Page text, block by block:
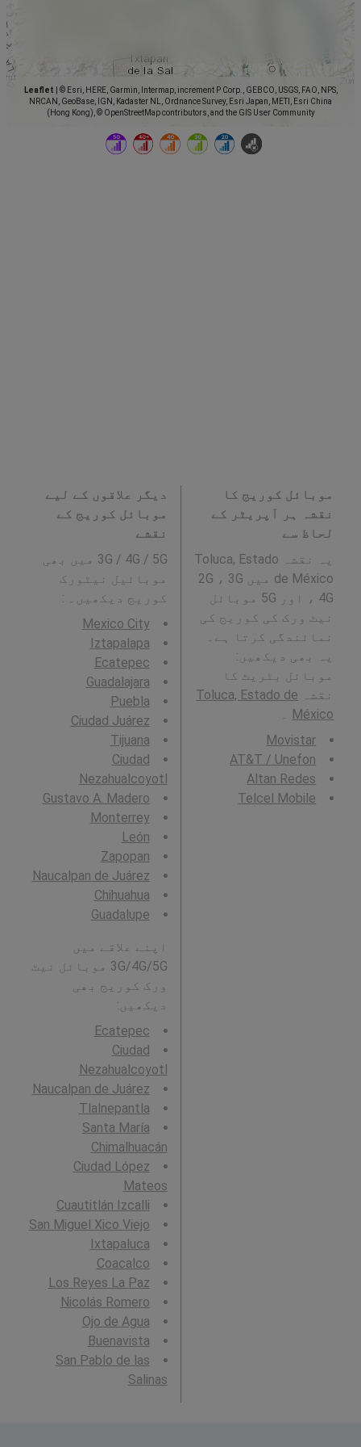
Leaflet
© Esri, HERE, Garmin, Intermap, increment P Corp., GEBCO, USGS, FAO, NPS,
NRCAN, GeoBase, IGN, Kadaster NL, Ordnance Survey, Esri Japan, METI, Esri China
(Hong Kong), © OpenStreetMap contributors, and the GIS User Community
موبائل کوریج کا
نقشہ ہر آپریٹر کے
لحاظ سے
یہ نقشہ Toluca, Estado
de México میں 2G ، 3G
، 4G اور 5G موبائل
نیٹ ورک کی کوریج کی
نمائندگی کرتا ہے۔
یہ بھی دیکھیں:
موبائل بٹریٹ کا
نقشہ Toluca, Estado de
México
Movistar
AT&T / Unefon
Altan Redes
Telcel Mobile
دیگر علاقوں کے لیے
موبائل کوریج کے
نقشے
3G / 4G / 5G میں بھی
موبائیل نیٹورک
کوریج دیکھیں۔ :
Mexico City
Iztapalapa
Ecatepec
Guadalajara
Puebla
Ciudad Juárez
Tijuana
Ciudad
Nezahualcoyotl
Gustavo A. Madero
Monterrey
León
Zapopan
Naucalpan de Juárez
Chihuahua
Guadalupe
اپنے علاقے میں
3G/4G/5G موبائل نیٹ
ورک کوریج بھی
دیکھیں:
Ecatepec
Ciudad
Nezahualcoyotl
Naucalpan de Juárez
Tlalnepantla
Santa María
Chimalhuacán
Ciudad López
Mateos
Cuautitlán Izcalli
San Miguel Xico Viejo
Ixtapaluca
Coacalco
Los Reyes La Paz
Nicolás Romero
Ojo de Agua
Buenavista
San Pablo de las
Salinas